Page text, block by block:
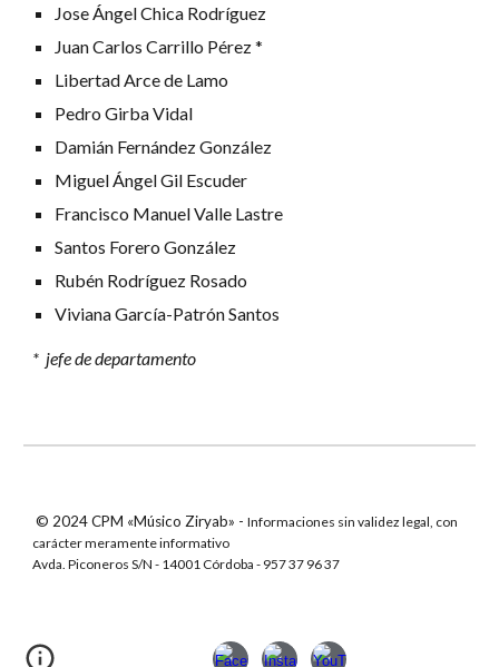
Jose Ángel Chica Rodríguez
Juan Carlos Carrillo Pérez *
Libertad Arce de Lamo
Pedro Girba Vidal
Damián Fernández González
Miguel Ángel Gil Escuder
Francisco Manuel Valle Lastre
Santos Forero González
Rubén Rodríguez Rosado
Viviana García-Patrón Santos
* jefe de departamento
© 2024 CPM «Músico Ziryab» -Informaciones sin validez legal, con
carácter meramente informativo
Avda. Piconeros S/N - 14001 Córdoba - 957 37 9637